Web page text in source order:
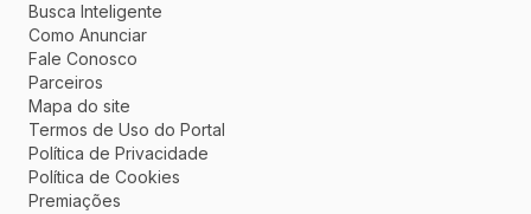
Busca Inteligente
Como Anunciar
Fale Conosco
Parceiros
Mapa do site
Termos de Uso do Portal
Política de Privacidade
Política de Cookies
Premiações